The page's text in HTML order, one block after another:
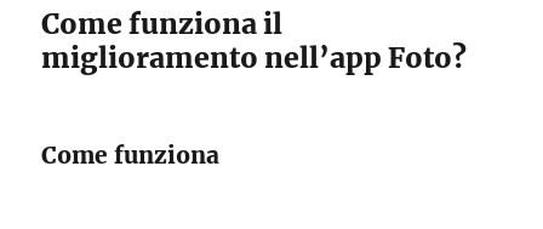
Come funziona il
miglioramento nell’app Foto?
Come funziona